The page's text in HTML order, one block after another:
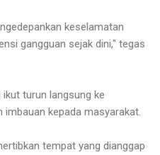
keselamatan
gangguan sejak dini," tegas
turun langsung ke
kepada masyarakat.
tempat yang dianggap